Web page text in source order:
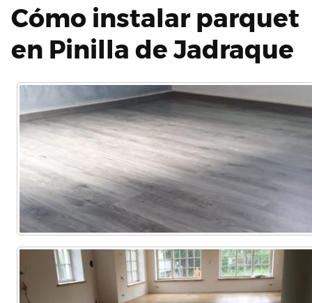
Cómo instalar parquet
en Pinilla de Jadraque